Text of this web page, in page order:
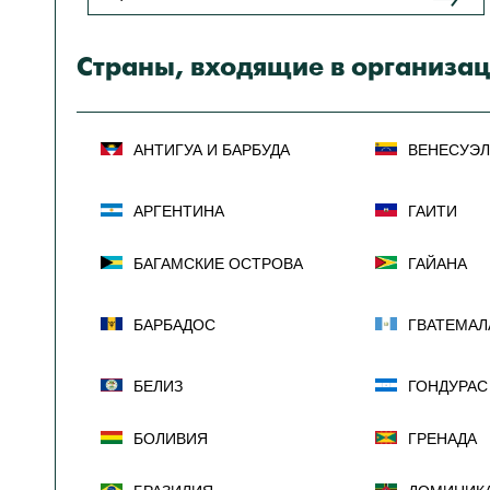
Страны, входящие в
АНТИГУА И БАРБУДА
АРГЕНТИНА ГАИТИ
БАГАМСКИЕ ОСТРОВА ГАЙАНА
БАРБАДОС
БЕЛИЗ ГОНДУРАС
БОЛИВИЯ ГРЕНАДА